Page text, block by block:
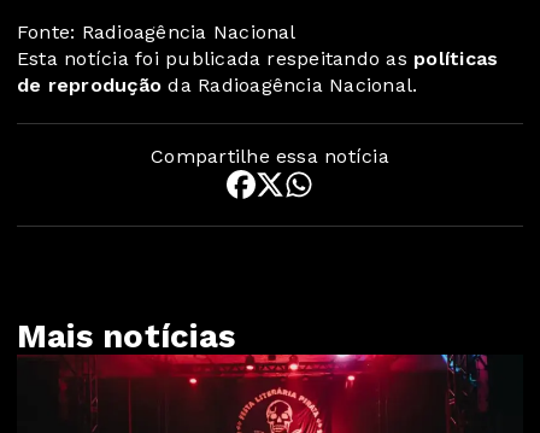
Fonte: Radioagência Nacional
Esta notícia foi publicada respeitando as políticas
de reprodução da Radioagência Nacional.
Compartilhe essa notícia
Mais notícias